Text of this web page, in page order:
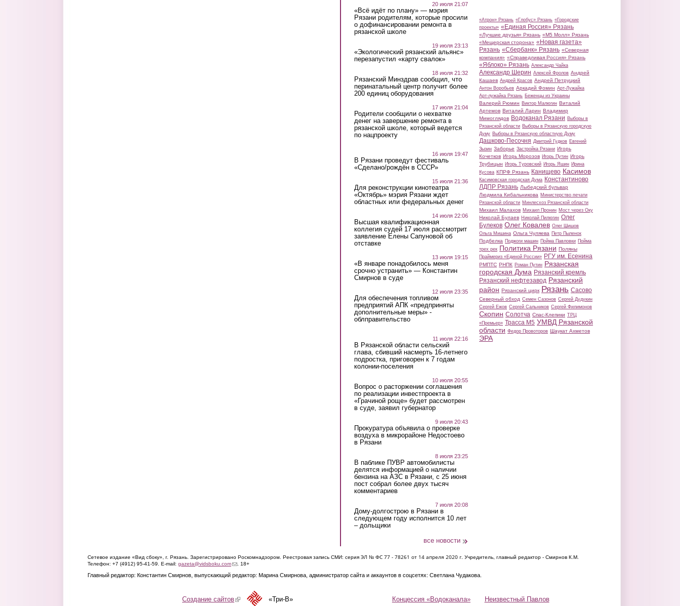
20 июля 21:07
«Всё идёт по плану» — мэрия
Рязани родителям, которые просили
о дофинансировании ремонта в
рязанской школе
19 июля 23:13
«Экологический рязанский альянс»
перезапустил «карту свалок»
18 июля 21:32
Рязанский Минздрав сообщил, что
перинатальный центр получит более
200 единиц оборудования
17 июля 21:04
Родители сообщили о нехватке
денег на завершение ремонта в
рязанской школе, который ведется
по нацпроекту
16 июля 19:47
В Рязани проведут фестиваль
«Сделано/рождён в СССР»
15 июля 21:36
Для реконструкции кинотеатра
«Октябрь» мэрия Рязани ждет
областных или федеральных денег
14 июля 22:06
Высшая квалификационная
коллегия судей 17 июля рассмотрит
заявление Елены Сапуновой об
отставке
13 июля 19:15
«В январе понадобилось меня
срочно устранить» — Константин
Смирнов в суде
12 июля 23:35
Для обеспечения топливом
предприятий АПК «предприняты
дополнительные меры» -
облправительство
11 июля 22:16
В Рязанской области сельский
глава, сбивший насмерть 16-летнего
подростка, приговорен к 7 годам
колонии-поселения
10 июля 20:55
Вопрос о расторжении соглашения
по реализации инвестпроекта в
«Грачиной роще» будет рассмотрен
в суде, заявил губернатор
9 июля 20:43
Прокуратура объявила о проверке
воздуха в микрорайоне Недостоево
в Рязани
8 июля 23:25
В паблике ПУВР автомобилисты
делятся информацией о наличии
бензина на АЗС в Рязани, с 25 июня
пост собрал более двух тысяч
комментариев
7 июля 20:08
Дому-долгострою в Рязани в
следующем году исполнится 10 лет
– дольщики
все новости
«Атрон» Рязань «Глобус» Рязань «Городские
проекты» «Единая Россия» Рязань
«Лучшие друзья» Рязань «М5 Молл» Рязань
«Мещерская сторона» «Новая газета»
Рязань «Сбербанк» Рязань «Северная
компания» «Справедливая Россия» Рязань
«Яблоко» Рязань Александр Чайка
Александр Шерин Алексей Фролов Андрей
Кашаев Андрей Красов Андрей Петруцкий
Антон Воробьев Аркадий Фомин Арт-Лужайка
Арт-лужайка Рязань Беженцы из Украины
Валерий Рюмин Виктор Малюгин Виталий
Артемов Виталий Ларин Владимир
Мимоглядов Водоканал Рязани Выборы в
Рязанской области Выборы в Рязанскую городскую
Думу Выборы в Рязанскую областную Думу
Дашково-Песочня Дмитрий Гудков Евгений
Зызин Заборье Застройка Рязани Игорь
Кочетков Игорь Морозов Игорь Путин Игорь
Трубицын Игорь Туровский Игорь Яшин Ирина
Кусова КПРФ Рязань Канищево Касимов
Касимовская городская Дума Константиново
ЛДПР Рязань Лыбедский бульвар
Людмила Кибальникова Министерство печати
Рязанской области Минлесхоз Рязанской области
Михаил Малахов Михаил Пронин Мост через Оку
Николай Булаев Николай Пилюгин Олег
Булеков Олег Ковалев Олег Шишов
Ольга Мишина Ольга Чуляева Петр Пыленок
Подбелка Поджоги машин Пойма Павловки Пойма
трех рек Политика Рязани Поляны
Праймериз «Единой России» РГУ им. Есенина
РМПТС РНПК Роман Путин Рязанская
городская Дума Рязанский кремль
Рязанский нефтезавод Рязанский
район Рязанский цирк Рязань Сасово
Северный обход Семен Сазонов Сергей Дудукин
Сергей Ежов Сергей Сальников Сергей Филимонов
Скопин Солотча Спас-Клепики ТРЦ
«Премьер» Трасса М5 УМВД Рязанской
области Федор Провоторов Шаукат Ахметов
ЭРА
Сетевое издание «Вид сбоку», г. Рязань. Зарегистрировано Роскомнадзором. Реестровая запись СМИ: серия ЭЛ № ФС 77 - 78261 от 14 апреля 2020 г. Учредитель, главный редактор - Смирнов К.М.
Телефон: +7 (4912) 95-41-59. E-mail: gazeta@vidsboku.com(link sends e-mail)
. 18+
Главный редактор: Константин Смирнов, выпускающий редактор: Марина Смирнова, администратор сайта и аккаунтов в соцсетях: Светлана Чудакова.
Концессия «Водоканала» Неизвестный Павлов
Создание сайтов(link is external)«Три-В»